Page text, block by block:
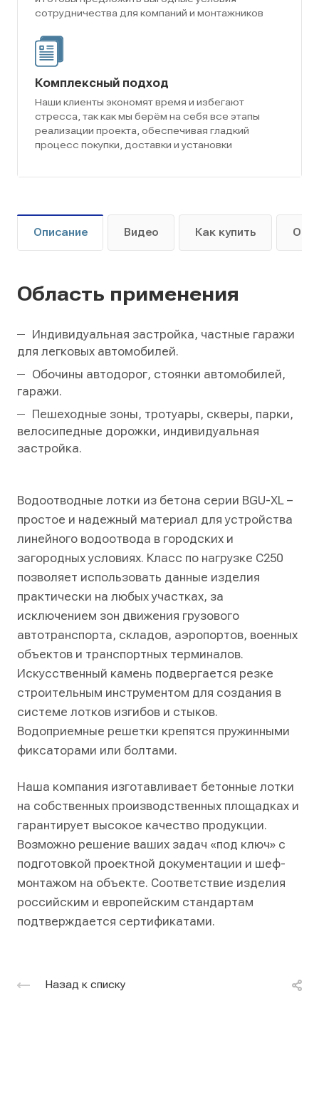
сотрудничества для компаний и монтажников
Комплексный подход
Наши клиенты экономят время и избегают
стресса, так как мы берём на себя все этапы
реализации проекта, обеспечивая гладкий
процесс покупки, доставки и установки
Описание Видео Как купить
Область применения
Индивидуальная застройка, частные гаражи
для легковых автомобилей.
Обочины автодорог, стоянки автомобилей,
гаражи.
Пешеходные зоны, тротуары, скверы, парки,
велосипедные дорожки, индивидуальная
застройка.
Водоотводные лотки из бетона серии BGU-XL –
простое и надежный материал для устройства
линейного водоотвода в городских и
загородных условиях. Класс по нагрузке С250
позволяет использовать данные изделия
практически на любых участках, за
исключением зон движения грузового
автотранспорта, складов, аэропортов, военных
объектов и транспортных терминалов.
Искусственный камень подвергается резке
строительным инструментом для создания в
системе лотков изгибов и стыков.
Водоприемные решетки крепятся пружинными
фиксаторами или болтами.
Наша компания изготавливает бетонные лотки
на собственных производственных площадках и
гарантирует высокое качество продукции.
Возможно решение ваших задач «под ключ» с
подготовкой проектной документации и шеф-
монтажом на объекте. Соответствие изделия
российским и европейским стандартам
подтверждается сертификатами.
Назад к списку